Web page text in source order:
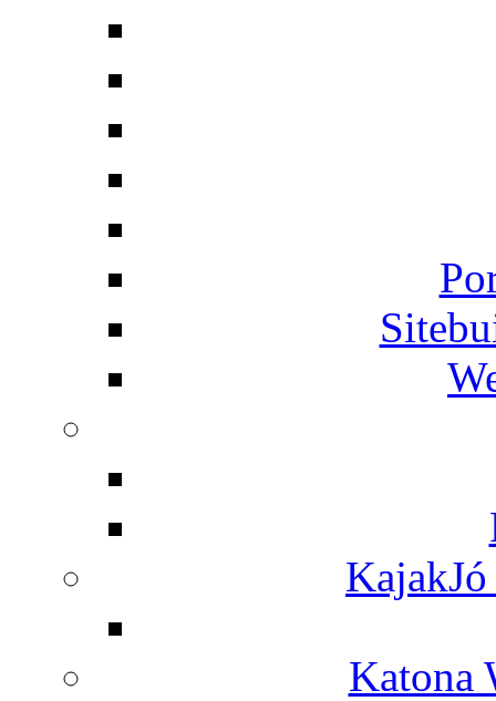
Katona